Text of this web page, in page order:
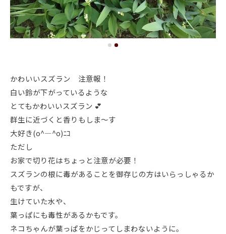
かわいいスズラン 注意報！
白い鈴が下がっているような
とてもかわいいスズラン 💕
群生に近づくと香りもしま～す
大好き(o^―^o)ﾆｺ
ただし
お家で切り花はちょっと注意が必要！
スズランの根に毒があることを御存じの方はいらっしゃるか
もですが、
生けていた水や、
葉っぱにも毒性があるかもです。
ネコちゃんが葉っぱをかじってしまわないように。